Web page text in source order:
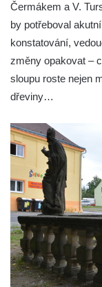
Čermákem a V.
by potřeboval
konstatování,
změny opakovat –
sloupu roste nejen
dřeviny…